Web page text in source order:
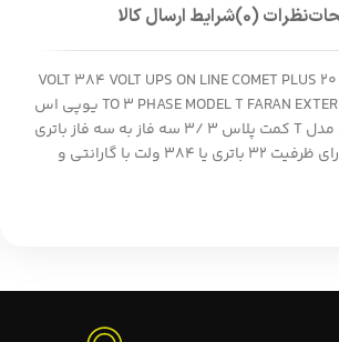
نظرات (0) شرایط ارسال کالا
VOLT 384 VOLT UPS ON LINE COMET PLUS
TO 3 PHASE MODEL T FARAN EXTERNAL 32 BATTERIES یوپی اس
20 کاوا فاران انلاین مدل T کمت پلاس 3 /3 سه فاز به سه فاز باتری
بیرونی اکسترنال دارای ظرفیت 32 باتری یا 384 ولت با گارانتی و